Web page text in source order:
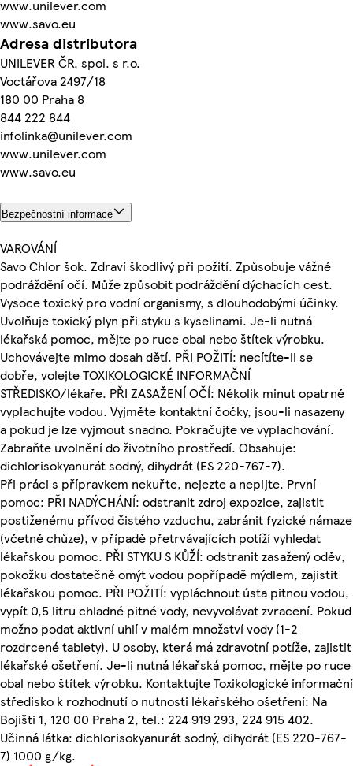
www.unilever.com
www.savo.eu
Adresa distributora
UNILEVER ČR, spol. s r.o.
Voctářova 2497/18
180 00 Praha 8
844 222 844
infolinka@unilever.com
www.unilever.com
www.savo.eu
Bezpečnostní informace
VAROVÁNÍ
Savo Chlor šok. Zdraví škodlivý při požití. Způsobuje vážné
podráždění očí. Může způsobit podráždění dýchacích cest.
Vysoce toxický pro vodní organismy, s dlouhodobými účinky.
Uvolňuje toxický plyn při styku s kyselinami. Je-li nutná
lékařská pomoc, mějte po ruce obal nebo štítek výrobku.
Uchovávejte mimo dosah dětí. PŘI POŽITÍ: necítíte-li se
dobře, volejte TOXIKOLOGICKÉ INFORMAČNÍ
STŘEDISKO/lékaře. PŘI ZASAŽENÍ OČÍ: Několik minut opatrně
vyplachujte vodou. Vyjměte kontaktní čočky, jsou-li nasazeny
a pokud je lze vyjmout snadno. Pokračujte ve vyplachování.
Zabraňte uvolnění do životního prostředí. Obsahuje:
dichlorisokyanurát sodný, dihydrát (ES 220-767-7).
Při práci s přípravkem nekuřte, nejezte a nepijte. První
pomoc: PŘI NADÝCHÁNÍ: odstranit zdroj expozice, zajistit
postiženému přívod čistého vzduchu, zabránit fyzické námaze
(včetně chůze), v případě přetrvávajících potíží vyhledat
lékařskou pomoc. PŘI STYKU S KŮŽÍ: odstranit zasažený oděv,
pokožku dostatečně omýt vodou popřípadě mýdlem, zajistit
lékařskou pomoc. PŘI POŽITÍ: vypláchnout ústa pitnou vodou,
vypít 0,5 litru chladné pitné vody, nevyvolávat zvracení. Pokud
možno podat aktivní uhlí v malém množství vody (1-2
rozdrcené tablety). U osoby, která má zdravotní potíže, zajistit
lékařské ošetření. Je-li nutná lékařská pomoc, mějte po ruce
obal nebo štítek výrobku. Kontaktujte Toxikologické informační
středisko k rozhodnutí o nutnosti lékařského ošetření: Na
Bojišti 1, 120 00 Praha 2, tel.: 224 919 293, 224 915 402.
Učinná látka: dichlorisokyanurát sodný, dihydrát (ES 220-767-
7) 1000 g/kg.